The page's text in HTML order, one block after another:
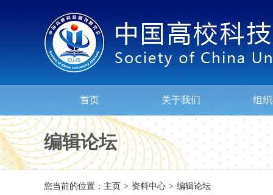
首页 关于我们 组
编辑论坛
您当前的位置： 主页 > 资料中心 > 编辑论坛